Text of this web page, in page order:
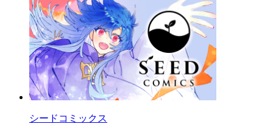
シードコミックス